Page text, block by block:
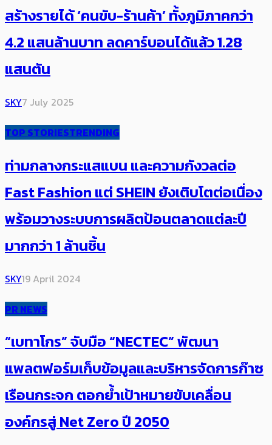
สร้างรายได้ ‘คนขับ-ร้านค้า’ ทั้งภูมิภาคกว่า
4.2 แสนล้านบาท ลดคาร์บอนได้แล้ว​ 1.28
แสนตัน
SKY7 July 2025
TOP STORIESTRENDING
ท่ามกลางกระแสแบน และความกังวลต่อ
Fast Fashion แต่ SHEIN ยังเติบโตต่อเนื่อง
พร้อม​วางระบบการผลิตป้อนตลาด​แต่ละปี​
มากกว่า 1 ล้านชิ้น
SKY19 April 2024
PR NEWS
“เบทาโกร” จับมือ “NECTEC” พัฒนา
แพลตฟอร์มเก็บข้อมูลและบริหารจัดการก๊าซ
เรือนกระจก ตอกย้ำเป้าหมายขับเคลื่อน
องค์กรสู่ Net Zero ปี 2050